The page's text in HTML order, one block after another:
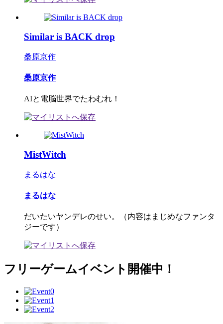
Similar is BACK drop
桑原京作
桑原京作
AIと電脳世界でたわむれ！
MistWitch
まるはな
まるはな
だいたいヤンデレのせい。（内容はまじめなファンタ
ジーです）
フリーゲームイベント開催中！